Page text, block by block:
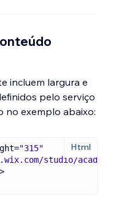
externas.
no editor
incluem largura e
pelo serviço
no exemplo abaixo:
"315"
studio/